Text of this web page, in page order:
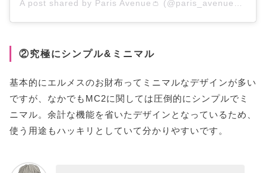
②究極にシンプル&ミニマル
基本的にエルメスのお財布ってミニマルなデザインが多い
ですが、なかでもMC2に関しては圧倒的にシンプルでミ
ニマル。余計な機能を省いたデザインとなっているため、
使う用途もハッキリとしていて分かりやすいです。